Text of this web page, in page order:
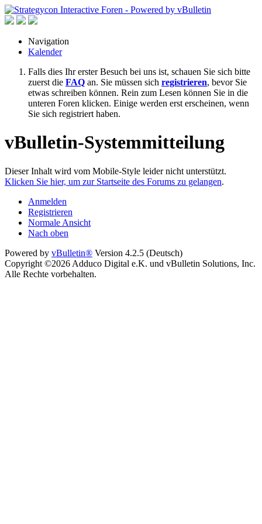
Navigation
Kalender
Falls dies Ihr erster Besuch bei uns ist, schauen Sie sich bitte
zuerst die FAQ an. Sie müssen sich registrieren, bevor Sie
etwas schreiben können. Rein zum Lesen können Sie in die
unteren Foren klicken. Einige werden erst erscheinen, wenn
Sie sich registriert haben.
vBulletin-Systemmitteilung
Dieser Inhalt wird vom Mobile-Style leider nicht unterstützt.
Klicken Sie hier, um zur Startseite des Forums zu gelangen.
Anmelden
Registrieren
Normale Ansicht
Nach oben
Powered by vBulletin® Version 4.2.5 (Deutsch)
Copyright ©2026 Adduco Digital e.K. und vBulletin Solutions, Inc.
Alle Rechte vorbehalten.